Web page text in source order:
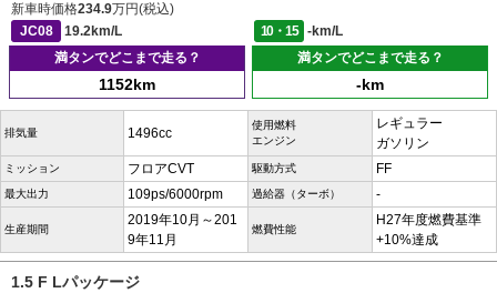
新車時価格234.9万円(税込)
JC08
19.2km/L 10・15
-km/L
満タンでどこまで走る？
1152km
満タンでどこまで走る？
-km
排気量 1496cc
使用燃料
エンジン
レギュラー
ガソリン
ミッション フロアCVT 駆動方式 FF
最大出力 109ps/6000rpm 過給器（ターボ） -
生産期間
2019年10月～201
9年11月
燃費性能
H27年度燃費基準
+10%達成
1.5 F Lパッケージ